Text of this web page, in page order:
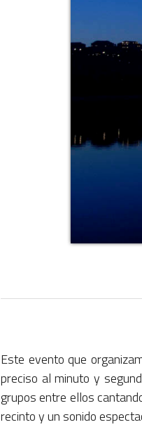
Este evento que
preciso al minuto y
grupos entre ellos
recinto y un sonido